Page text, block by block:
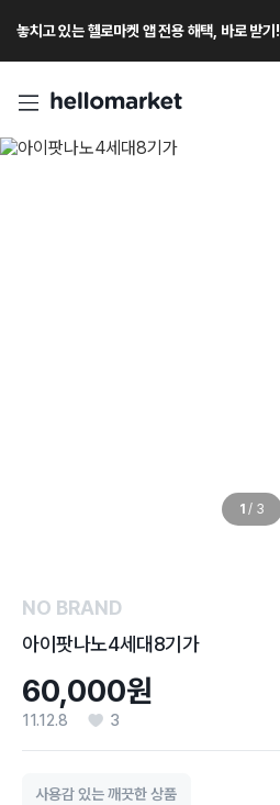
놓치고 있는 헬로마켓 앱 전용 해택, 바로 받기!
1 / 3
NO BRAND
아이팟나노4세대8기가
60,000원
11.12.8 3
사용감 있는 깨끗한 상품